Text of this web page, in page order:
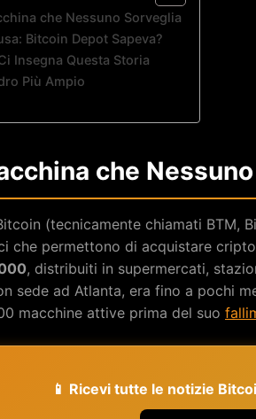
che Nessuno Sorveglia
Bitcoin Depot Sapeva?
Insegna Questa Storia
Più Ampio
che
(tecnicamente chiamati BTM,
che permettono di acquistare
, distribuiti in supermercati,
sede ad Atlanta, era fino a pochi
macchine attive prima del suo
📱 Ricevi tutte le notizie